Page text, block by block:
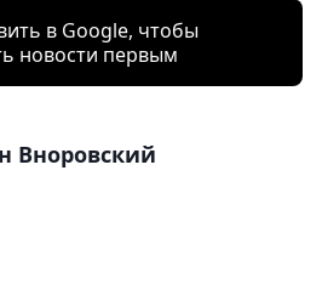
в Google, чтобы
новости первым
Вноровский